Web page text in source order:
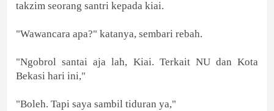
takzim seorang santri kepada kiai.
"Wawancara apa?" katanya, sembari rebah.
"Ngobrol santai aja lah, Kiai. Terkait NU dan Kota
Bekasi hari ini,"
"Boleh. Tapi saya sambil tiduran ya,"